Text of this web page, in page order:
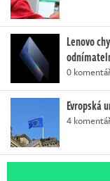
Lenovo
0
Evropská
4